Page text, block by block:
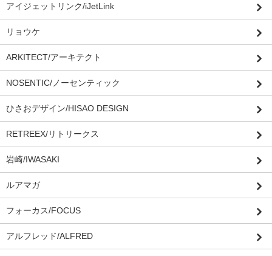
アイジェットリンク/iJetLink
リョウケ
ARKITECT/アーキテクト
NOSENTIC/ノーセンティック
ひさおデザイン/HISAO DESIGN
RETREEX/リトリークス
岩崎/IWASAKI
ルアマガ
フォーカス/FOCUS
アルフレッド/ALFRED